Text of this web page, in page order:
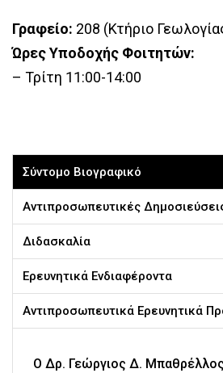
Γραφείο: 208 (Κτήριο
Ώρες Υποδοχής Φοιτητών:
– Τρίτη 11:00-14:00
Σύντομο Βιογραφικό
Αντιπροσωπευτικές
Διδασκαλία
Ερευνητικά Ενδιαφέροντα
Αντιπροσωπευτικά Ερευνητικά
Ο Δρ. Γεώργιος Δ. Μπαθρέλλος